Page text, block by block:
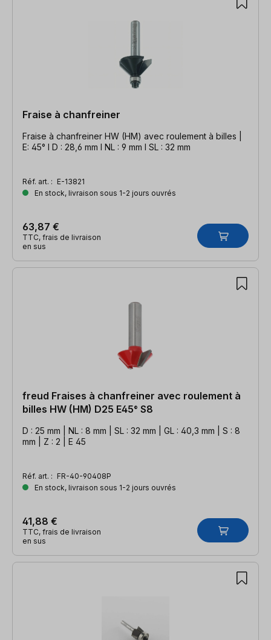
Fraise à chanfreiner
Fraise à chanfreiner HW (HM) avec roulement à billes |
E: 45° l D : 28,6 mm l NL : 9 mm l SL : 32 mm
Réf. art. : E-13821
En stock, livraison sous 1-2 jours ouvrés
63,87 €
TTC, frais de livraison
en sus
freud Fraises à chanfreiner avec roulement à
billes HW (HM) D25 E45° S8
D : 25 mm | NL : 8 mm | SL : 32 mm | GL : 40,3 mm | S : 8
mm | Z : 2 | E 45
Réf. art. : FR-40-90408P
En stock, livraison sous 1-2 jours ouvrés
41,88 €
TTC, frais de livraison
en sus